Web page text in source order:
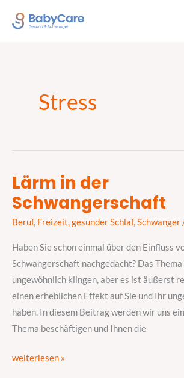
Inhalt
Stress
Lärm in der
Schwangerschaft
Beruf, Freizeit,gesunder Schlaf,Schwanger
Haben Sie schon einmal über den Einfluss
Schwangerschaft nachgedacht? Das
ungewöhnlich klingen, aber es ist äußerst
einen erheblichen Effekt auf Sie und Ihr
haben. In diesem Beitrag werden wir uns
Thema beschäftigen und Ihnen die
Lärm
in
Schwangerschaft
weiterlesen »